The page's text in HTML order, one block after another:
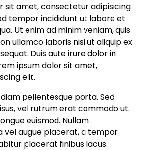
sit amet, consectetur adipisicing
tempor incididunt ut labore et
Ut enim ad minim veniam, quis
ullamco laboris nisi ut aliquip ex
Duis aute irure dolor in
ipsum dolor sit amet,
elit.
pellentesque porta. Sed
vel rutrum erat commodo ut.
euismod. Nullam
vel augue placerat, a tempor
placerat finibus lacus.